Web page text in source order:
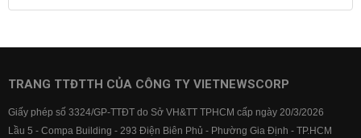
Lãi suất tiết kiệm
Lãi suất tiền gửi
Lãi suất ngân hàng BIDV
Lãi suất ngân hàng Vietcombank
TRANG TTĐTTH CỦA CÔNG TY VIETNEWSCORP
Giấy phép số 3324/GP-TTĐT do Sở VH&TT TPHCM cấp ngày 20/3/2026
Lầu 5 - Compa Building - 293 Điện Biên Phủ - Phường Gia Định - TP.HCM